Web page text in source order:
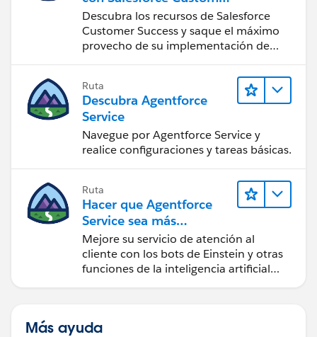
Success
Descubra los recursos de Salesforce
Customer Success y saque el máximo
provecho de su implementación de
Ruta
Descubra Agentforce
Service
Navegue por Agentforce Service y
realice configuraciones y tareas básicas.
Ruta
Hacer que Agentforce
Service sea más
inteligente
Mejore su servicio de atención al
cliente con los bots de Einstein y otras
funciones de la inteligencia artificial
Más ayuda